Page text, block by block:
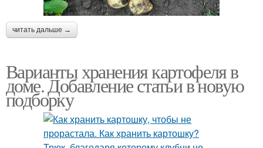
читать дальше →
Варианты хранения картофеля в
доме. Добавление статьи в новую
подборку